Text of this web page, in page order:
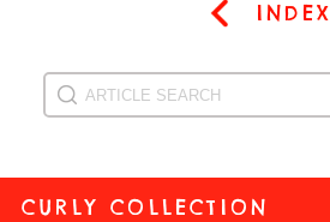
INDEX
CURLY COLLECTION